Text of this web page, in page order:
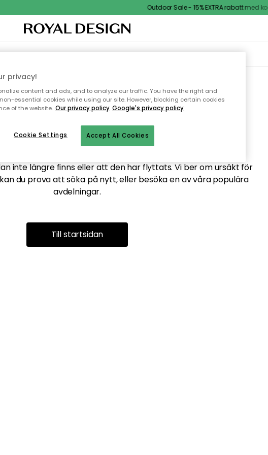
Outdoor Sale - 15% EXTRA rabatt med kod
KÖKETFÖRVARINGUTEMÖBLER
inte sidan du söker
inte längre finns eller att den har flyttats. Vi ber om ursäkt för
du prova att söka på nytt, eller besöka en av våra populära
avdelningar.
Till startsidan
privacy!
content and ads, and to analyze our traffic. You have the right and
essential cookies while using our site. However, blocking certain cookies
of the website. Our privacy policy Google's privacy policy
Accept All Cookies
Cookie Settings